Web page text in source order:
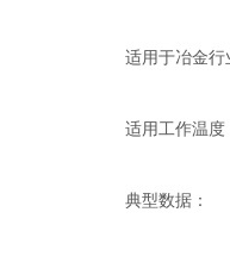
适用于冶金
适用工作温
典型数据：